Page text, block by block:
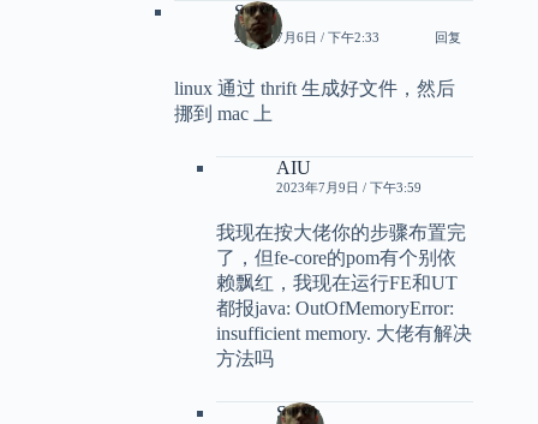
Smith
2023年7月6日 / 下午2:33 回复
linux 通过 thrift 生成好文件，然后
挪到 mac 上
AIU
2023年7月9日 / 下午3:59
我现在按大佬你的步骤布置完
了，但fe-core的pom有个别依
赖飘红，我现在运行FE和UT
都报java: OutOfMemoryError:
insufficient memory. 大佬有解决
方法吗
Smith